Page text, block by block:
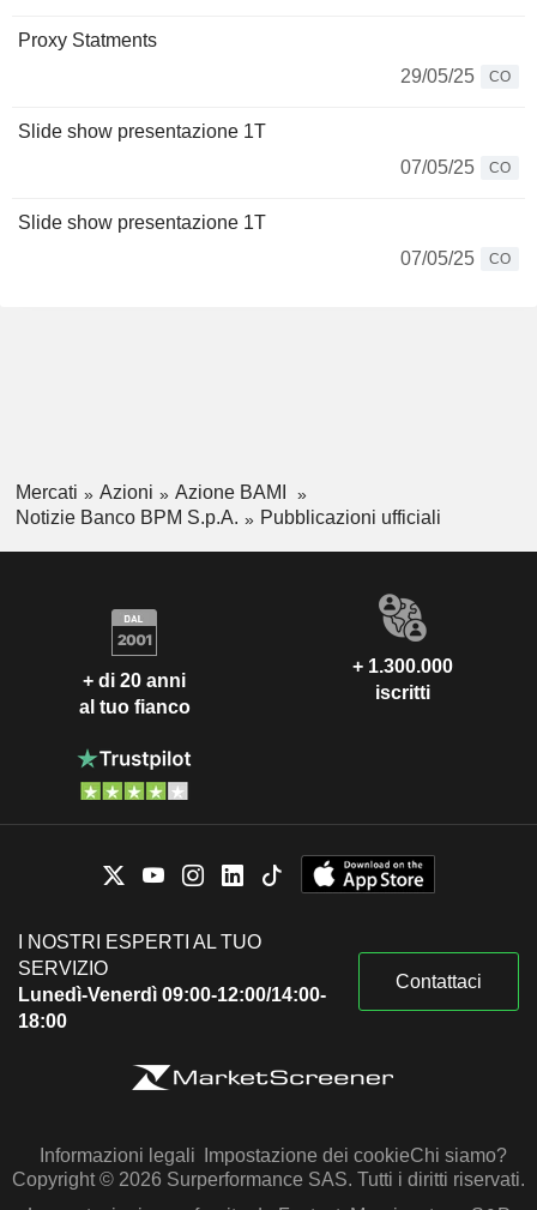
Proxy Statments
29/05/25
CO
Slide show presentazione 1T
07/05/25
CO
Slide show presentazione 1T
07/05/25
CO
Mercati Azioni
Azione BAMI
Notizie Banco BPM S.p.A.
Pubblicazioni ufficiali
+ di 20 anni
al tuo fianco
+ 1.300.000
iscritti
I NOSTRI ESPERTI AL TUO
SERVIZIO
Lunedì-Venerdì 09:00-12:00/14:00-
18:00
Contattaci
Informazioni legali Impostazione dei cookieChi siamo?
Copyright © 2026 Surperformance SAS. Tutti i diritti riservati.